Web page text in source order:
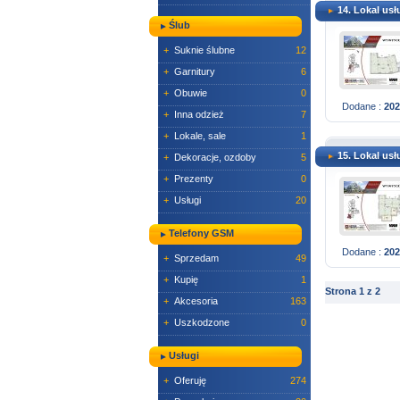
Ślub
+ Suknie ślubne
12
+ Garnitury
6
+ Obuwie
0
+ Inna odzież
7
+ Lokale, sale
1
+ Dekoracje, ozdoby
5
+ Prezenty
0
+ Usługi 20
Telefony GSM
+ Sprzedam
49
+ Kupię
1
+ Akcesoria
163
+ Uszkodzone 0
Usługi
+ Oferuję
274
14. Lokal
Dodane :
15. Lokal
Dodane :
Strona 1 z 2